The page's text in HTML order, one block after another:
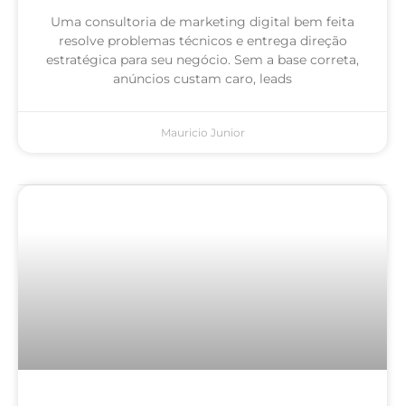
Uma consultoria de marketing digital bem feita
resolve problemas técnicos e entrega direção
estratégica para seu negócio. Sem a base correta,
anúncios custam caro, leads
Mauricio Junior